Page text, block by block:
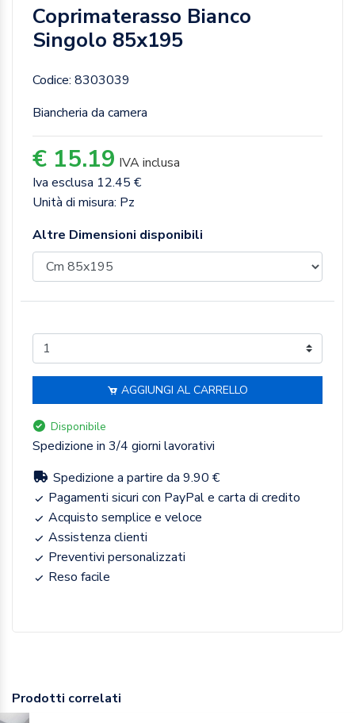
Coprimaterasso Bianco
Singolo 85x195
Codice: 8303039
Biancheria da camera
€ 15.19 IVA inclusa
Iva esclusa 12.45 €
Unità di misura: Pz
Altre Dimensioni disponibili
AGGIUNGI AL CARRELLO
Disponibile
Spedizione in 3/4 giorni lavorativi
Spedizione a partire da 9.90 €
Pagamenti sicuri con PayPal e carta di credito
Acquisto semplice e veloce
Assistenza clienti
Preventivi personalizzati
Reso facile
Prodotti correlati